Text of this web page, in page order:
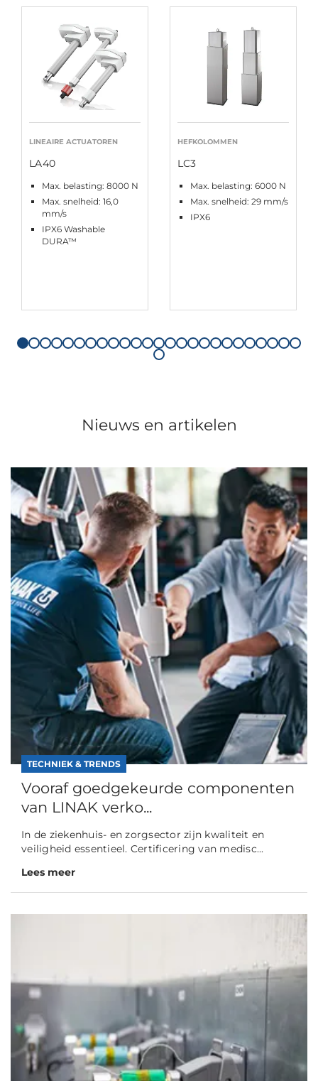
LINEAIRE ACTUATOREN
LA40
Max. belasting: 8000 N
Max. snelheid: 16,0
mm/s
IPX6 Washable
DURA™
HEFKOLOMMEN
LC3
Max. belasting: 6000 N
Max. snelheid: 29 mm/s
IPX6
Nieuws en artikelen
TECHNIEK & TRENDS
Vooraf goedgekeurde componenten
van LINAK verko...
In de ziekenhuis- en zorgsector zijn kwaliteit en
veiligheid essentieel. Certificering van medisc...
Lees meer